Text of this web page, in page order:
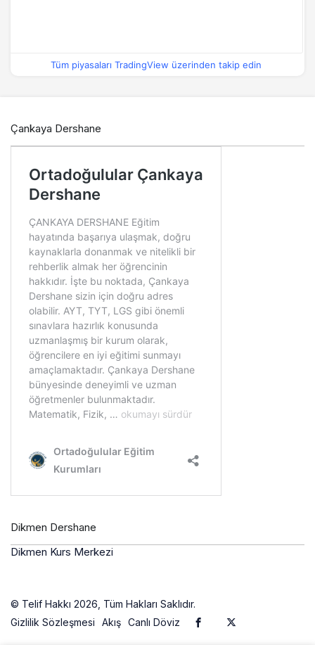
Tüm piyasaları TradingView üzerinden takip edin
Çankaya Dershane
Dikmen Dershane
Dikmen Kurs Merkezi
© Telif Hakkı 2026, Tüm Hakları Saklıdır.
Gizlilik Sözleşmesi
Akış Canlı Döviz